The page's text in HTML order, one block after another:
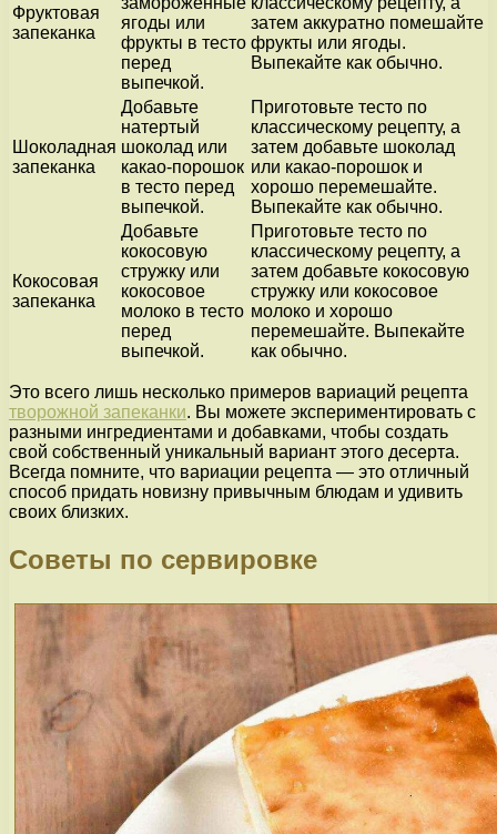
Фруктовая
запеканка
ягоды или
фрукты в тесто
перед
выпечкой.
затем аккуратно помешайте
фрукты или ягоды.
Выпекайте как обычно.
Шоколадная
запеканка
Добавьте
натертый
шоколад или
какао-порошок
в тесто перед
выпечкой.
Приготовьте тесто по
классическому рецепту, а
затем добавьте шоколад
или какао-порошок и
хорошо перемешайте.
Выпекайте как обычно.
Кокосовая
запеканка
Добавьте
кокосовую
стружку или
кокосовое
молоко в тесто
перед
выпечкой.
Приготовьте тесто по
классическому рецепту, а
затем добавьте кокосовую
стружку или кокосовое
молоко и хорошо
перемешайте. Выпекайте
как обычно.
Это всего лишь несколько примеров вариаций рецепта
творожной запеканки. Вы можете экспериментировать с
разными ингредиентами и добавками, чтобы создать
свой собственный уникальный вариант этого десерта.
Всегда помните, что вариации рецепта — это отличный
способ придать новизну привычным блюдам и удивить
своих близких.
Советы по сервировке